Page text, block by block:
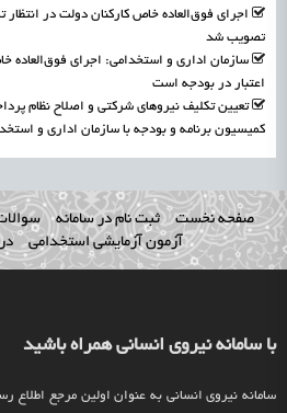
اجرای فوق‌العاده خاص کارکنان دولت در انتظار
تصویب شد
سازمان اداری و استخدامی: اجرای فوق‌العاده
اعتبار در بودجه است
تعیین تکلیف نیروهای شرکتی و اصلاح نظام
کمیسیون برنامه و بودجه با سازمان اداری و
صفحه نخست ثبت نام در سامانه
آزمون آزمایشی استخدامی
با سامانه نیروی انسانی همراه باشید
سامانه نیروی انسانی به عنوان اولین مرجع اطلاع